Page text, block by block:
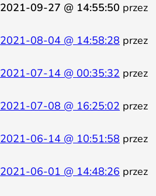
2021-09-27 @ 14:55:50 przez
2021-08-04 @ 14:58:28 przez
2021-07-14 @ 00:35:32 przez
2021-07-08 @ 16:25:02 przez
2021-06-14 @ 10:51:58 przez
2021-06-01 @ 14:48:26 przez